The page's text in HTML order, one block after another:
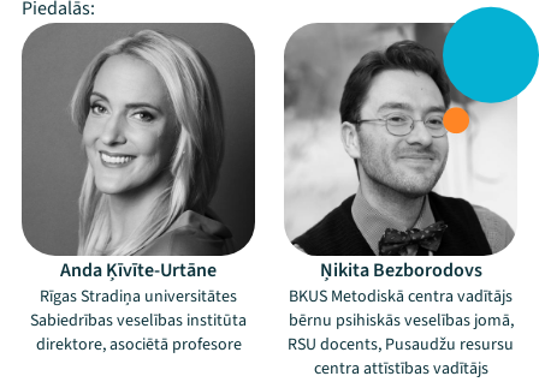
Piedalās:
Anda Ķīvīte-Urtāne
Rīgas Stradiņa universitātes
Sabiedrības veselības institūta
direktore, asociētā profesore
Ņikita Bezborodovs
BKUS Metodiskā centra vadītājs
bērnu psihiskās veselības jomā,
RSU docents, Pusaudžu resursu
centra attīstības vadītājs